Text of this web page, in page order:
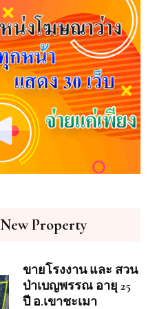
New Property
ขายโรงงาน และ สวน
ป่าเบญพรรณ อายุ 25
ปี อ.เขาชะเมา